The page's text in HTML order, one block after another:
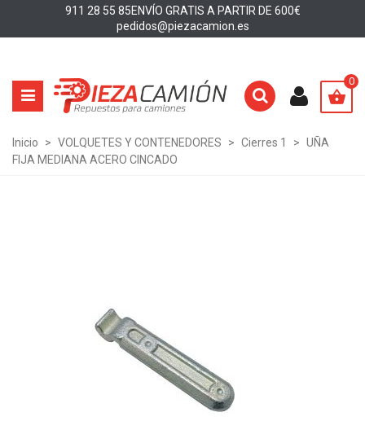
911 28 55 85ENVÍO GRATIS A PARTIR DE 600€
pedidos@piezacamion.es
0
Inicio > VOLQUETES Y CONTENEDORES > Cierres 1 > UÑA
FIJA MEDIANA ACERO CINCADO